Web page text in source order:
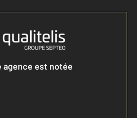
agence est notée